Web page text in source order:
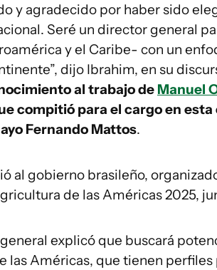
y agradecido por haber sido
Seré un director general
y el Caribe- con un
dijo Ibrahim, en su
al trabajo de Manuel
compitió para el cargo en
Fernando Mattos.
al gobierno brasileño,
de las Américas 2025,
explicó que buscará
las Américas, que tienen